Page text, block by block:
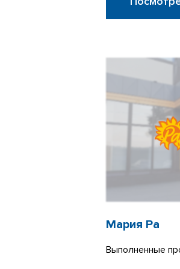
Мария Ра
Выполненные